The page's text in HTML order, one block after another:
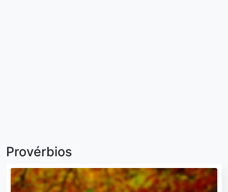
Provérbios